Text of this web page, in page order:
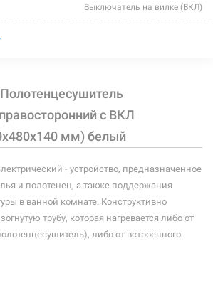
Выключатель на вилке (ВКЛ)
125 Вт
стационарный
правосторонний
с ВКЛ
мм) белый
- устройство, предназначенное
и полотенец, а также поддержания
в ванной комнате. Конструктивно
трубу, которая нагревается либо от
либо от встроенного
полотенцесушитель станет